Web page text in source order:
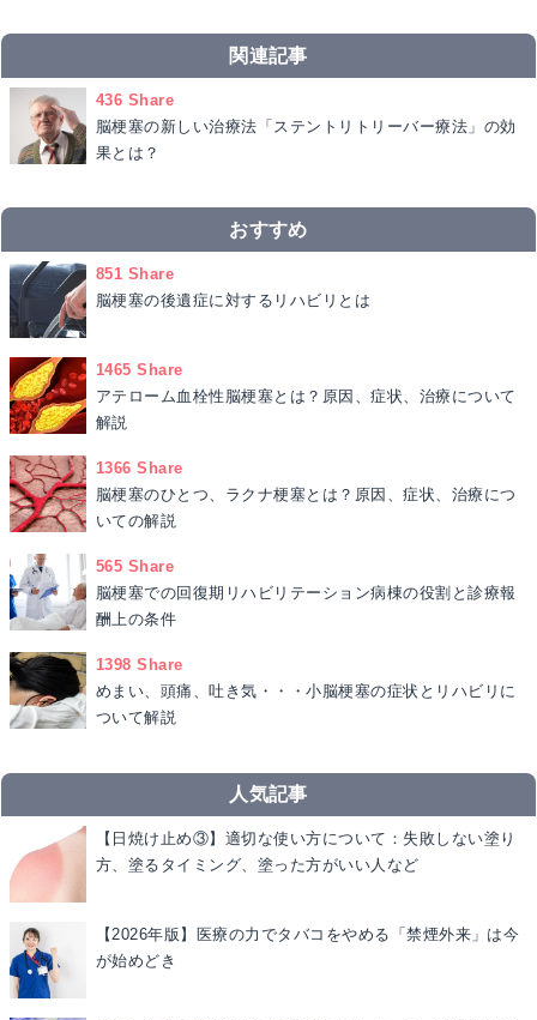
関連記事
436 Share
脳梗塞の新しい治療法「ステントリトリーバー療法」の効
果とは？
おすすめ
851 Share
脳梗塞の後遺症に対するリハビリとは
1465 Share
アテローム血栓性脳梗塞とは？原因、症状、治療について
解説
1366 Share
脳梗塞のひとつ、ラクナ梗塞とは？原因、症状、治療につ
いての解説
565 Share
脳梗塞での回復期リハビリテーション病棟の役割と診療報
酬上の条件
1398 Share
めまい、頭痛、吐き気・・・小脳梗塞の症状とリハビリに
ついて解説
人気記事
【日焼け止め③】適切な使い方について：失敗しない塗り
方、塗るタイミング、塗った方がいい人など
【2026年版】医療の力でタバコをやめる「禁煙外来」は今
が始めどき